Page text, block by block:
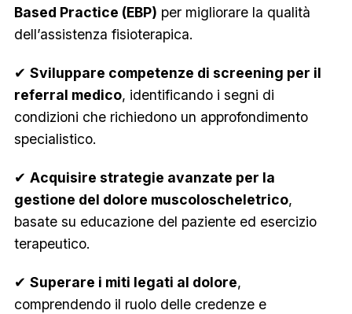
Based Practice (EBP) per migliorare la qualità
dell’assistenza fisioterapica.
✔ Sviluppare competenze di screening per il
referral medico, identificando i segni di
condizioni che richiedono un approfondimento
specialistico.
✔ Acquisire strategie avanzate per la
gestione del dolore muscoloscheletrico,
basate su educazione del paziente ed esercizio
terapeutico.
✔ Superare i miti legati al dolore,
comprendendo il ruolo delle credenze e